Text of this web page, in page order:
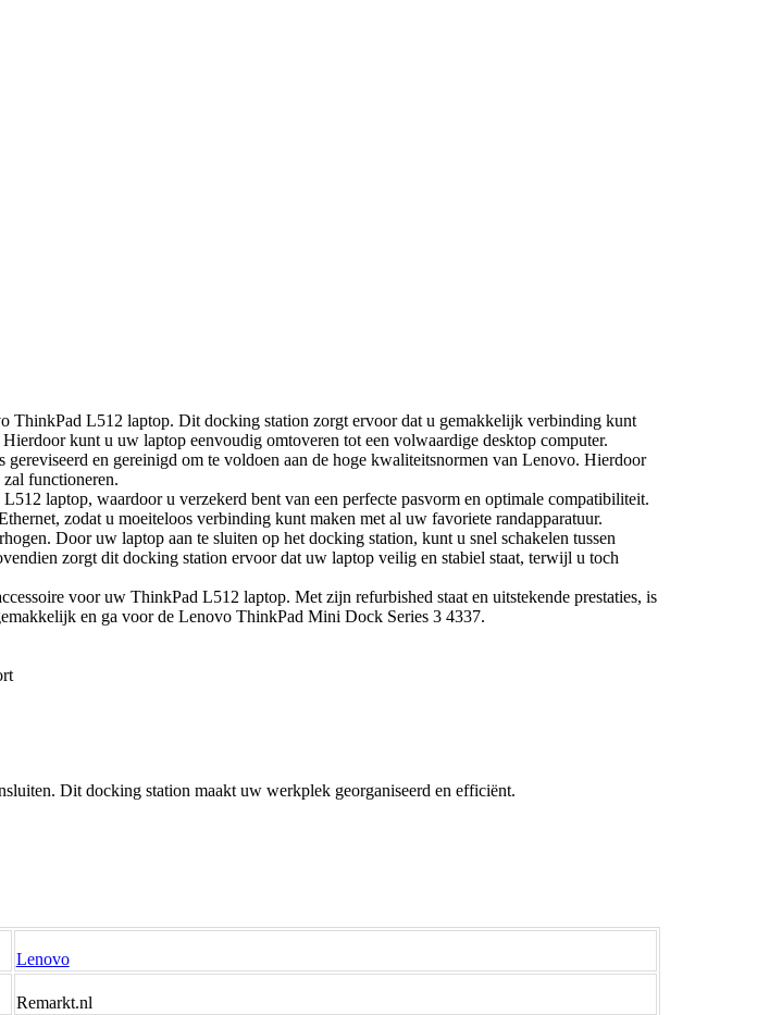
ThinkPad L512 laptop. Dit docking station zorgt ervoor dat u gemakkelijk verbinding kunt
kunt u uw laptop eenvoudig omtoveren tot een volwaardige desktop computer.
en gereinigd om te voldoen aan de hoge kwaliteitsnormen van Lenovo. Hierdoor
functioneren.
laptop, waardoor u verzekerd bent van een perfecte pasvorm en optimale compatibiliteit.
zodat u moeiteloos verbinding kunt maken met al uw favoriete randapparatuur.
Door uw laptop aan te sluiten op het docking station, kunt u snel schakelen tussen
zorgt dit docking station ervoor dat uw laptop veilig en stabiel staat, terwijl u toch
voor uw ThinkPad L512 laptop. Met zijn refurbished staat en uitstekende prestaties, is
en ga voor de Lenovo ThinkPad Mini Dock Series 3 4337.
Dit docking station maakt uw werkplek georganiseerd en efficiënt.
Lenovo
Remarkt.nl